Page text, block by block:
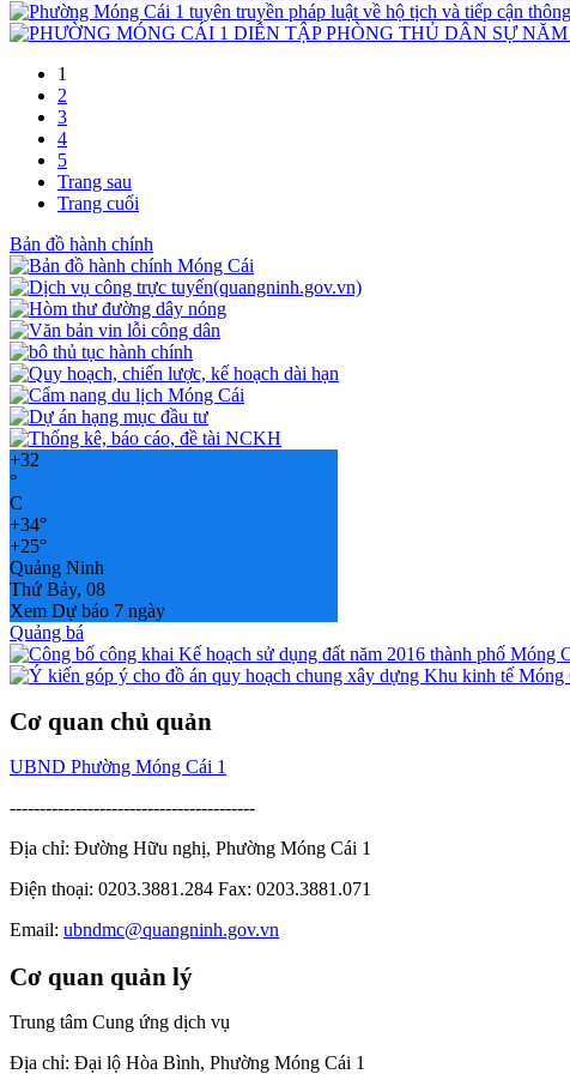
1
2
3
4
5
Trang sau
Trang cuối
Bản đồ hành chính
+32
°
C
+34°
+25°
Quảng Ninh
Thứ Bảy, 08
Xem Dự báo 7 ngày
Quảng bá
Cơ quan chủ quản
UBND Phường Móng Cái 1
-----------------------------------------
Địa chỉ: Đường Hữu nghị, Phường Móng Cái 1
Điện thoại: 0203.3881.284 Fax: 0203.3881.071
Email: ubndmc@quangninh.gov.vn
Cơ quan quản lý
Trung tâm Cung ứng dịch vụ
Địa chỉ: Đại lộ Hòa Bình, Phường Móng Cái 1